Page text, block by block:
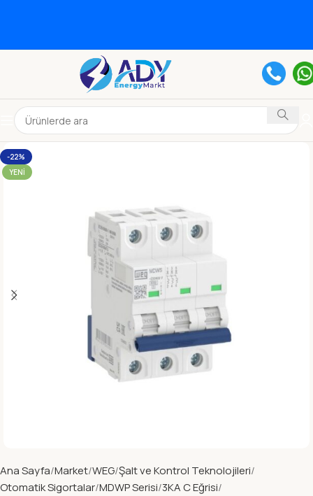
-22%
YENI
Ana Sayfa Market WEG Şalt ve Kontrol Teknolojileri
Otomatik Sigortalar MDWP Serisi 3KA C Eğrisi